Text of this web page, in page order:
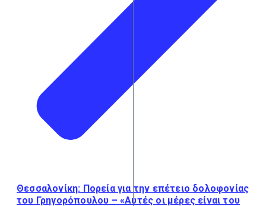
Θεσσαλονίκη: Πορεία για την επέτειο δολοφονίας
του Γρηγορόπουλου – «Αυτές οι μέρες είναι του